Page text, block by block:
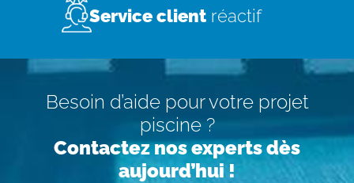
Service client réactif
Besoin d’aide pour votre projet
piscine ?
Contactez nos experts dès
aujourd’hui !